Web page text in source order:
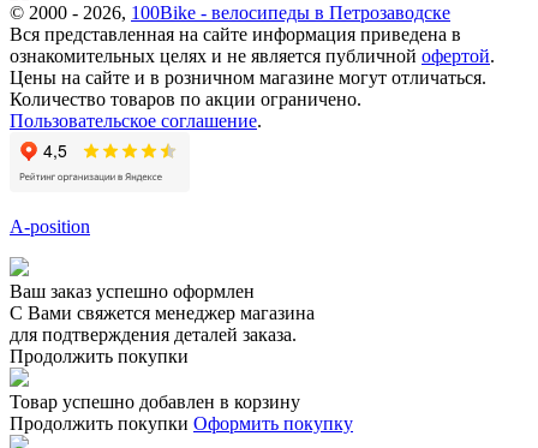
© 2000 - 2026, 100Bike - велосипеды в Петрозаводске
Вся представленная на сайте информация приведена в
ознакомительных целях и не является публичной офертой.
Цены на сайте и в розничном магазине могут отличаться.
Количество товаров по акции ограничено.
Пользовательское соглашение.
A-position
Ваш заказ успешно оформлен
С Вами свяжется менеджер магазина
для подтверждения деталей заказа.
Продолжить покупки
Товар успешно добавлен в корзину
Продолжить покупки Оформить покупку